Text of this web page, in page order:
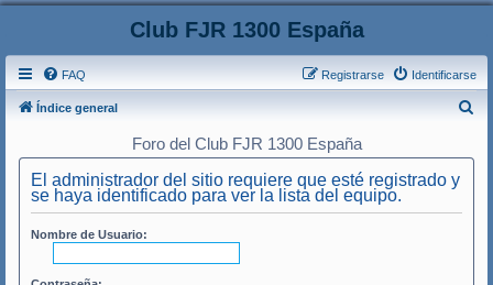
Club FJR 1300 España
FAQ Identificarse
Registrarse
Índice general
Foro del Club FJR 1300 España
El administrador del sitio requiere que esté registrado y
se haya identificado para ver la lista del equipo.
Nombre de Usuario: